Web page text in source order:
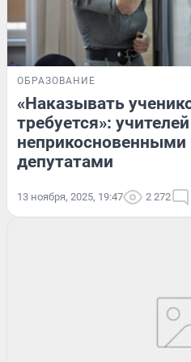
ОБРАЗОВАНИЕ
«Наказывать
требуется»:
неприкосновенными
депутатами
13 ноября, 2025, 19:47 2 272